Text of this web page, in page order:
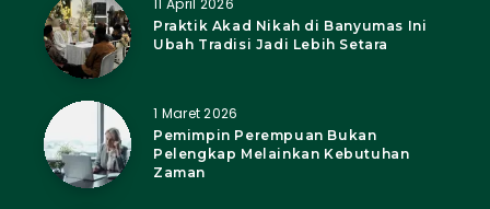
11 April 2026
Praktik Akad Nikah di Banyumas Ini
Ubah Tradisi Jadi Lebih Setara
1 Maret 2026
Pemimpin Perempuan Bukan
Pelengkap Melainkan Kebutuhan
Zaman